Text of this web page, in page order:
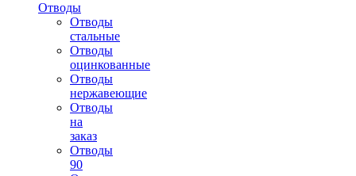
Отводы
Отводы
стальные
Отводы
оцинкованные
Отводы
нержавеющие
Отводы
на
заказ
Отводы
90